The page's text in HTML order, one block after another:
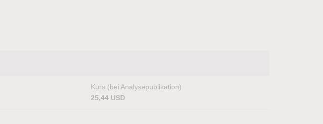
Kurs (bei Analysepublikation)
25,44 USD